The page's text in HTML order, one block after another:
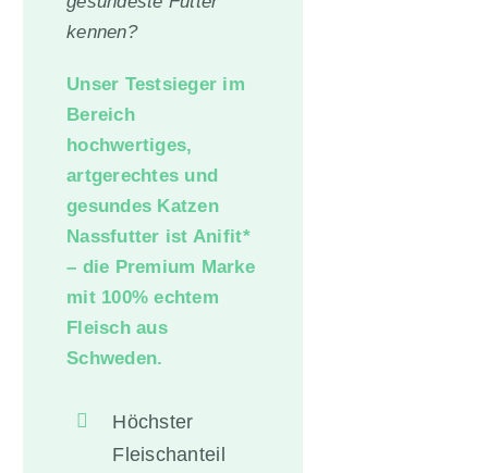
kennen?
Unser Testsieger im
Bereich
hochwertiges,
artgerechtes und
gesundes Katzen
Nassfutter ist Anifit*
– die Premium Marke
mit 100% echtem
Fleisch aus
Schweden.
Höchster
Fleischanteil